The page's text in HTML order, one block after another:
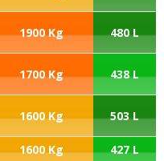
1900 Kg 480 L
1700 Kg 438 L
1600 Kg 503 L
1600 Kg
427 L